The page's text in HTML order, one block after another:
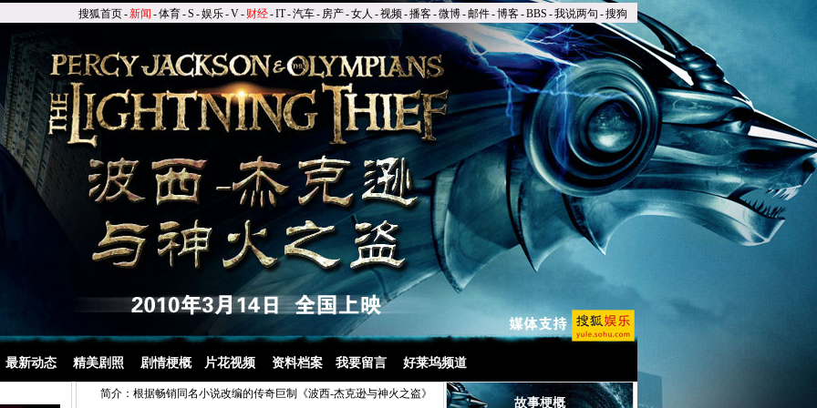
搜狐首页-新闻 -体育-S -娱乐-V- 财经-IT-汽车- 房产-女人 -视频-播客-微博-邮件-博客-BBS -我说两句 -搜狗
最新动态 精美剧照 剧情梗概│ 片花视频 资料档案 我要留言 好莱坞频道
简介： 根据畅销同名小说改编的传奇巨制《波西-杰克逊与神火之盗》
故事梗概